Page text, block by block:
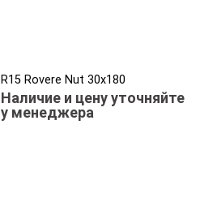
R15 Rovere Nut 30x180
Наличие и цену уточняйте
у менеджера